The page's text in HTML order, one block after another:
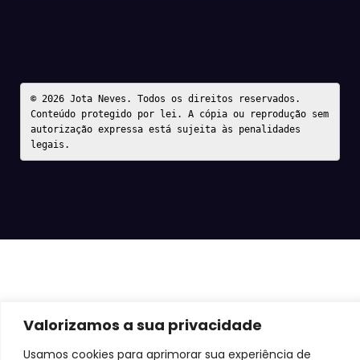
Valorizamos a sua privacidade
Usamos cookies para aprimorar sua experiência de
© 2026 Jota Neves. Todos os direitos reservados.
Conteúdo protegido por lei. A cópia ou reprodução sem
autorização expressa está sujeita às penalidades
legais.